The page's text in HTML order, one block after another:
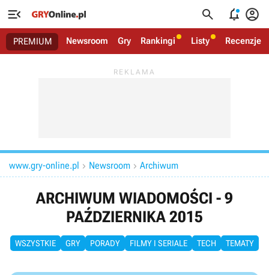
   
PREMIUM Newsroom Gry Rankingi Listy Recenzje
www.gry-online.pl  Newsroom  Archiwum
ARCHIWUM WIADOMOŚCI - 9
PAŹDZIERNIKA 2015
WSZYSTKIE GRY PORADY FILMY I SERIALE TECH TEMATY